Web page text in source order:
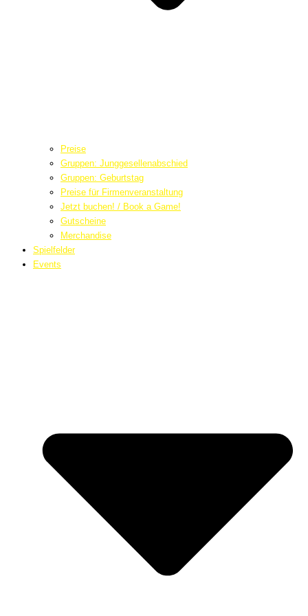
Preise
Gruppen: Junggesellenabschied
Gruppen: Geburtstag
Preise für Firmenveranstaltung
Jetzt buchen! / Book a Game!
Gutscheine
Merchandise
Spielfelder
Events